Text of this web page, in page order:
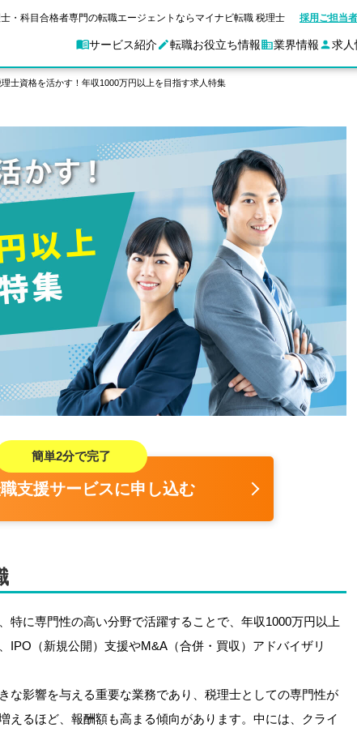
・科目合格者専門の転職エージェントならマイナビ転職 税理士 採用ご担当
サービス紹介
ご利用ガイド
アクセスマップ
Web面談サービス
転職成功事例
非公開求人とは？
よくあるご質問
転職お役立ち情報
職ポイント
の転職の方へ
の転職の方へ
女性税理士の転職
未経験分野への転職
業界情報
・申し込み手順
の一覧と概要
合格後の流れ
企業情報
ご紹介企業特集
求人
別求人情報
職
目合格の転職
業界別求人情報
実名公開企業一覧
会計事務所・税理士法人への転職
コンサルティングファームへの転職
一般企業・事業会社への転職
理士資格を活かす！年収1000万円以上を目指す求人特集
簡単2分で完了
支援サービスに申し込む
特に専門性の高い分野で活躍することで、年収1000万円以上
IPO（新規公開）支援やM&A（合併・買収）アドバイザリ
な影響を与える重要な業務であり、税理士としての専門性が
えるほど、報酬額も高まる傾向があります。中には、クライ